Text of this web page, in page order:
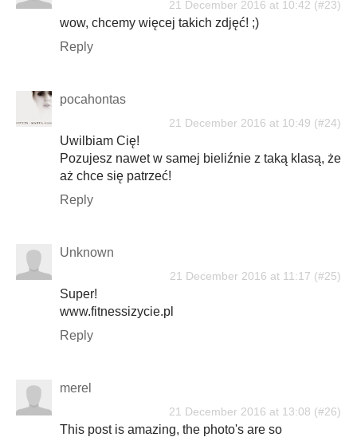
21 December 2016 at 10:42
wow, chcemy więcej takich zdjęć! ;)
Reply
pocahontas
21 December 2016 at 10:49
Uwilbiam Cię!
Pozujesz nawet w samej bieliźnie z taką klasą, że
aż chce się patrzeć!
Reply
Unknown
21 December 2016 at 11:17
Super!
www.fitnessizycie.pl
Reply
merel
21 December 2016 at 13:08
This post is amazing, the photo's are so